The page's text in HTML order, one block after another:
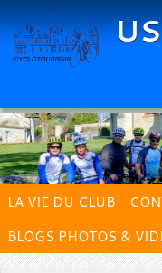
LA VIE DU CLUB
BLOGS PHOTOS &
Panneau de gestion des